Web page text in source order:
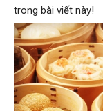
trong bài viết này!